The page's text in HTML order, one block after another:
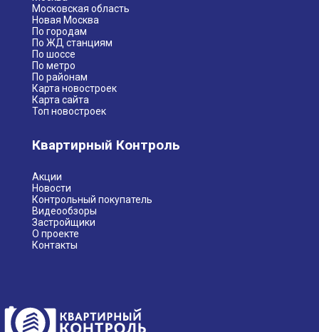
Московская область
Новая Москва
По городам
По ЖД станциям
По шоссе
По метро
По районам
Карта новостроек
Карта сайта
Топ новостроек
Квартирный Контроль
Акции
Новости
Контрольный покупатель
Видеообзоры
Застройщики
О проекте
Контакты